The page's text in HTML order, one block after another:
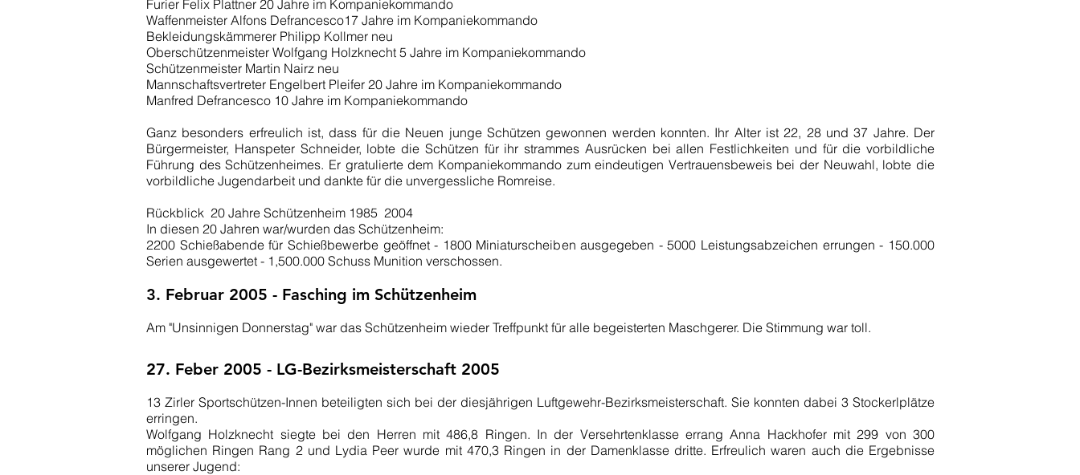
Furier Felix Plattner 20 Jahre im Kompaniekommando
Waffenmeister Alfons Defrancesco17 Jahre im Kompaniekommando
Bekleidungskämmerer Philipp Kollmer neu
Oberschützenmeister Wolfgang Holzknecht 5 Jahre im Kompaniekommando
Schützenmeister Martin Nairz neu
Mannschaftsvertreter Engelbert Pleifer 20 Jahre im Kompaniekommando
Manfred Defrancesco 10 Jahre im Kompaniekommando
Ganz besonders erfreulich ist, dass für die Neuen junge Schützen gewonnen werden konnten. Ihr Alter ist 22, 28 und 37 Jahre. Der
Bürgermeister, Hanspeter Schneider, lobte die Schützen für ihr strammes Ausrücken bei allen Festlichkeiten und für die vorbildliche
Führung des Schützenheimes. Er gratulierte dem Kompaniekommando zum eindeutigen Vertrauensbeweis bei der Neuwahl, lobte die
vorbildliche Jugendarbeit und dankte für die unvergessliche Romreise.
Rückblick ­ 20 Jahre Schützenheim 1985 ­ 2004
In diesen 20 Jahren war/wurden das Schützenheim:
2200 Schießabende für Schießbewerbe geöffnet - 1800 Miniaturscheiben ausgegeben - 5000 Leistungsabzeichen errungen - 150.000
Serien ausgewertet - 1,500.000 Schuss Munition verschossen.
3. Februar 2005 - Fasching im Schützenheim
Am "Unsinnigen Donnerstag" war das Schützenheim wieder Treffpunkt für alle begeisterten Maschgerer. Die Stimmung war toll.
27. Feber 2005 -­ LG-Bezirksmeisterschaft 2005
13 Zirler Sportschützen-Innen beteiligten sich bei der diesjährigen Luftgewehr-Bezirksmeisterschaft. Sie konnten dabei 3 Stockerlplätze
erringen.
Wolfgang Holzknecht siegte bei den Herren mit 486,8 Ringen. In der Versehrtenklasse errang Anna Hackhofer mit 299 von 300
möglichen Ringen Rang 2 und Lydia Peer wurde mit 470,3 Ringen in der Damenklasse dritte. Erfreulich waren auch die Ergebnisse
unserer Jugend: